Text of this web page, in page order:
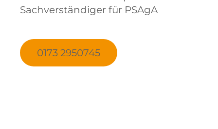
Sachverständiger für PSAgA
0173 2950745